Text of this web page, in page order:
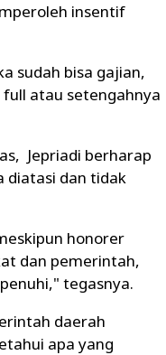
insentif
sudah bisa gajian,
atau setengahnya
Jepriadi berharap
diatasi dan tidak
honorer
dan pemerintah,
tegasnya.
daerah
apa yang